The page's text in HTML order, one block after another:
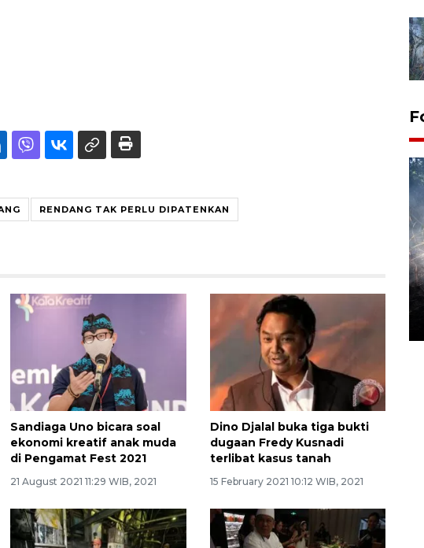
RENDANG TAK PERLU DIPATENKAN
Sandiaga Uno bicara soal
ekonomi kreatif anak muda
di Pengamat Fest 2021
21 August 2021 11:29 WIB, 2021
Dino Djalal buka tiga bukti
dugaan Fredy Kusnadi
terlibat kasus tanah
15 February 2021 10:12 WIB, 2021
kopi arabika Gayo
15 June 2026 11:15 WIB